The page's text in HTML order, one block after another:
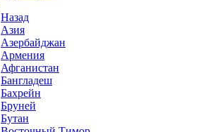
Назад
Азия
Азербайджан
Армения
Афганистан
Бангладеш
Бахрейн
Бруней
Бутан